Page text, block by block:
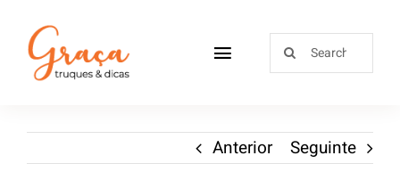
Receitas
Anterior Seguinte